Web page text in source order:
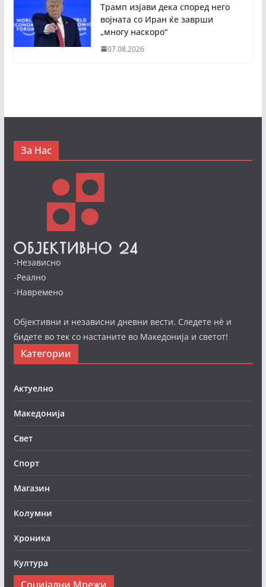
Трамп изјави дека според него
војната со Иран ќе заврши
„многу наскоро“
07.08.2026
За Нас
-Независно
-Реално
-Навремено
Објективни и независни дневни вести. Следете нè и
бидете во тек со настаните во Македонија и светот!
Категории
Актуелно
Македонија
Свет
Спорт
Магазин
Колумни
Хроника
Култура